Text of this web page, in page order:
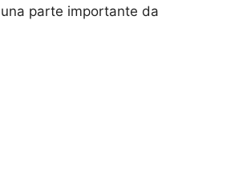
una parte importante da